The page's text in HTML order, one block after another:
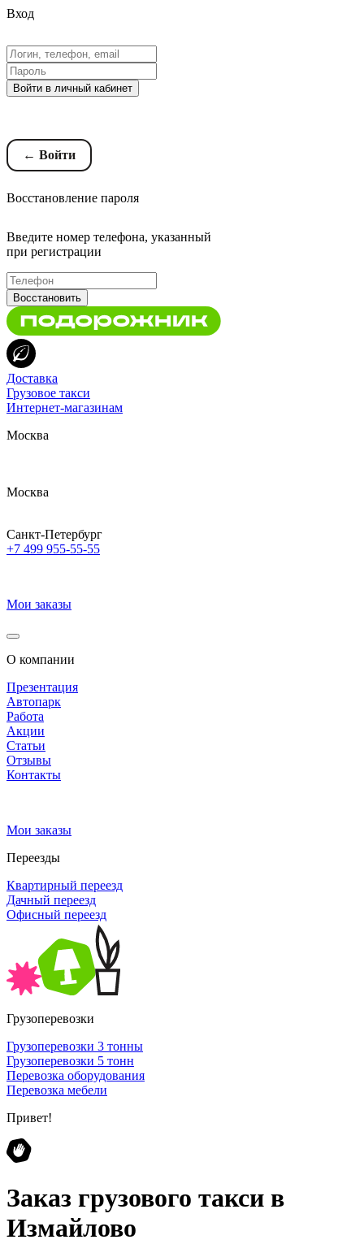
Вход
Войти в личный кабинет
← Войти
Восстановление пароля
Введите номер телефона, указанный
при регистрации
Восстановить
Доставка
Грузовое такси
Интернет-магазинам
Москва
Москва
Санкт-Петербург
+7 499 955-55-55
Мои заказы
О компании
Презентация
Автопарк
Работа
Акции
Статьи
Отзывы
Контакты
Мои заказы
Переезды
Квартирный переезд
Дачный переезд
Офисный переезд
Грузоперевозки
Грузоперевозки 3 тонны
Грузоперевозки 5 тонн
Перевозка оборудования
Перевозка мебели
Привет!
Заказ грузового такси в
Измайлово